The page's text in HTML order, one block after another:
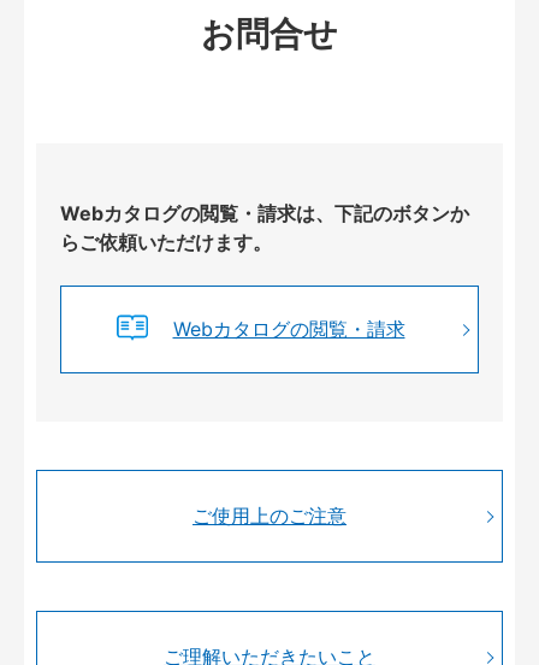
お問合せ
Webカタログの閲覧・請求は、下記のボタンか
らご依頼いただけます。
Webカタログの閲覧・請求
ご使用上のご注意
ご理解いただきたいこと